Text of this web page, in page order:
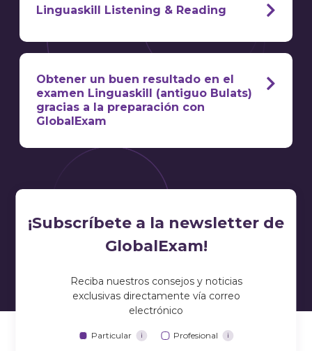
Linguaskill Listening & Reading
del candidato
Obtener un buen resultado en el
examen Linguaskill (antiguo Bulats)
gracias a la preparación con
GlobalExam
ejercicios estándar corregidos,
Un modo Examen, que te permitirá realizar
prepararte en condiciones reales de examen.
¡Subscríbete a la newsletter de
GlobalExam!
Reciba nuestros consejos y noticias
exclusivas directamente vía correo
electrónico
Particular i Profesional i